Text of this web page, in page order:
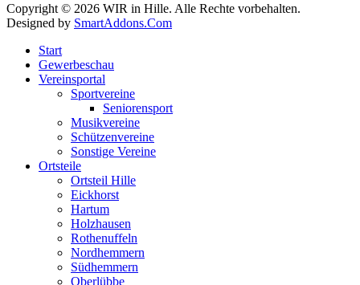
Copyright © 2026 WIR in Hille. Alle Rechte vorbehalten.
Designed by SmartAddons.Com
Start
Gewerbeschau
Vereinsportal
Sportvereine
Seniorensport
Musikvereine
Schützenvereine
Sonstige Vereine
Ortsteile
Ortsteil Hille
Eickhorst
Hartum
Holzhausen
Rothenuffeln
Nordhemmern
Südhemmern
Oberlübbe